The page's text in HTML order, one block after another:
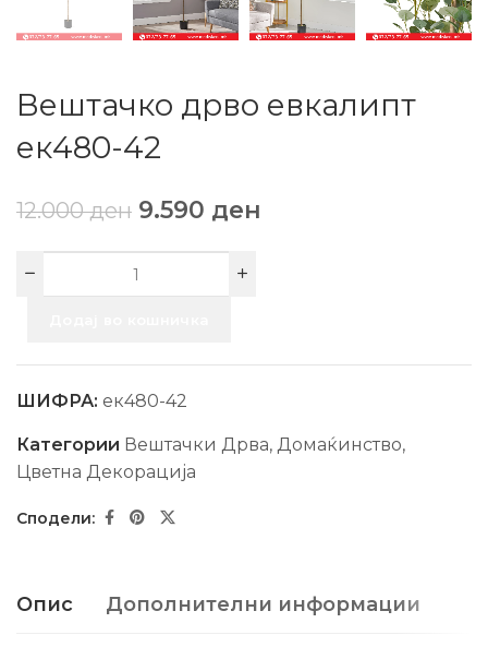
Вештачко дрво евкалипт
ек480-42
12.000ден 9.590 ден
ШИФРА: ек480-42
Категории Вештачки Дрва, Домаќинство,
Цветна Декорација
Опис Дополнителни информации